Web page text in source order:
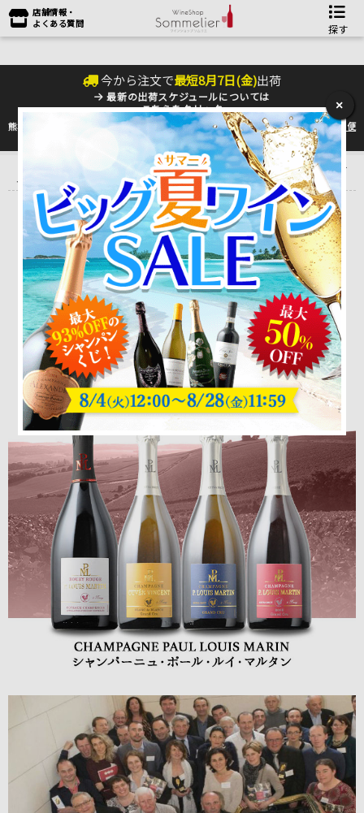
店舗情報・
よくある質問
探す
今から注文で最短8月7日(金)出荷
最新の出荷スケジュールについては
こちらをクリック
熊本地震の影響により九州への配送に遅れが生じております。最新情報は佐川急便
のHP
をご確認下さい。
産地で探す ＞ フランス ＞シャンパーニュ ＞
シャンパーニ
ュ・ポール・ルイ・マルタン
シャンパーニュ・ポール・ルイ・マルタン
CHAMPAGNE PAUL LOUIS MARIN
×